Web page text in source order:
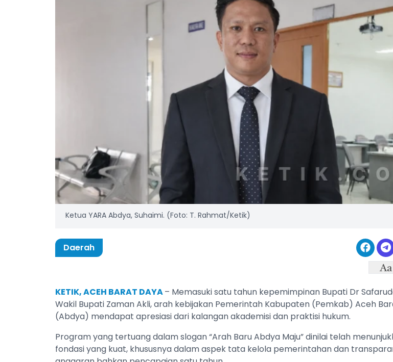
Ketua YARA Abdya, Suhaimi. (Foto: T. Rahmat/Ketik)
Daerah
KETIK, ACEH BARAT DAYA– Memasuki satu tahun kepemimpinan Bupati Dr
Wakil Bupati Zaman Akli, arah kebijakan Pemerintah Kabupaten (Pemkab) Aceh
(Abdya) mendapat apresiasi dari kalangan akademisi dan praktisi hukum.
Program yang tertuang dalam slogan “Arah Baru Abdya Maju” dinilai telah
fondasi yang kuat, khususnya dalam aspek tata kelola pemerintahan dan